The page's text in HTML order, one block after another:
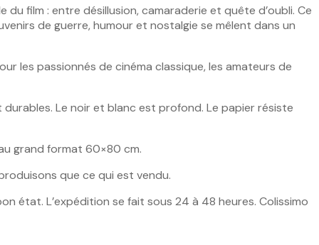
film : entre désillusion, camaraderie et quête d’oubli. Ce
de guerre, humour et nostalgie se mêlent dans un
les passionnés de cinéma classique, les amateurs de
Le noir et blanc est profond. Le papier résiste
grand format 60×80 cm.
que ce qui est vendu.
état. L’expédition se fait sous 24 à 48 heures. Colissimo